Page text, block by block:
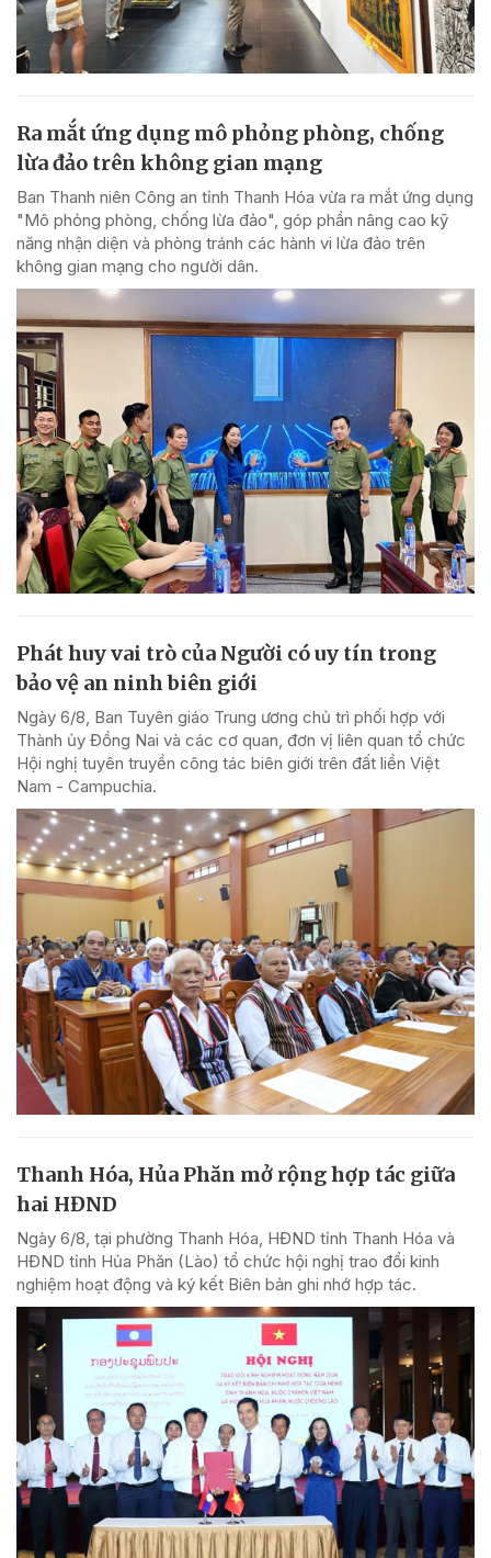
Ra mắt ứng dụng mô phỏng phòng, chống
lừa đảo trên không gian mạng
Ban Thanh niên Công an tỉnh Thanh Hóa vừa ra mắt ứng dụng
"Mô phỏng phòng, chống lừa đảo", góp phần nâng cao kỹ
năng nhận diện và phòng tránh các hành vi lừa đảo trên
không gian mạng cho người dân.
Phát huy vai trò của Người có uy tín trong
bảo vệ an ninh biên giới
Ngày 6/8, Ban Tuyên giáo Trung ương chủ trì phối hợp với
Thành ủy Đồng Nai và các cơ quan, đơn vị liên quan tổ chức
Hội nghị tuyên truyền công tác biên giới trên đất liền Việt
Nam - Campuchia.
Thanh Hóa, Hủa Phăn mở rộng hợp tác giữa
hai HĐND
Ngày 6/8, tại phường Thanh Hóa, HĐND tỉnh Thanh Hóa và
HĐND tỉnh Hủa Phăn (Lào) tổ chức hội nghị trao đổi kinh
nghiệm hoạt động và ký kết Biên bản ghi nhớ hợp tác.